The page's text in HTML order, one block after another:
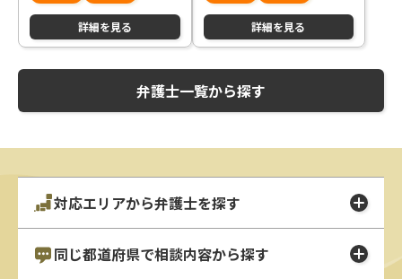
詳細を見る 詳細を見る
弁護士一覧から探す
対応エリアから弁護士を探す
同じ都道府県で相談内容から探す